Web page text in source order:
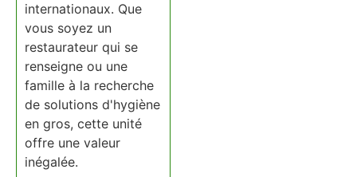
internationaux. Que
vous soyez un
restaurateur qui se
renseigne ou une
famille à la recherche
de solutions d'hygiène
en gros, cette unité
offre une valeur
inégalée.